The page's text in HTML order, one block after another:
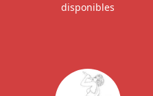
disponibles